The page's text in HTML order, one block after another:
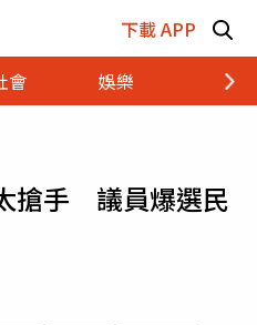
下載 APP
會 娛樂 財經
搶手 議員爆選民